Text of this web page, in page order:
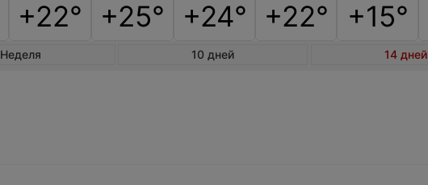
+22° +25° +24° +22° +15°
Неделя 10 дней 14 дней